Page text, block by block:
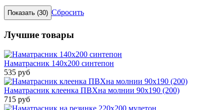
Сбросить
Лучшие товары
Наматрасник 140х200 синтепон
535 руб
Наматрасник клеенка ПВХна молнии 90х190 (200)
715 руб